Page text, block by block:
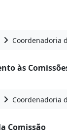
Coordenadoria
às
Coordenadoria
Comissão